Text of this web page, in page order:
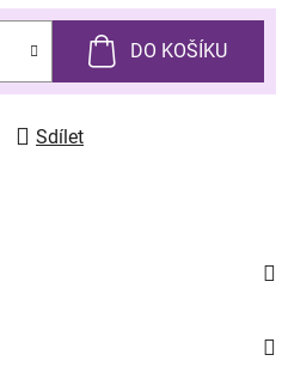
DO KOŠÍKU
Sdílet